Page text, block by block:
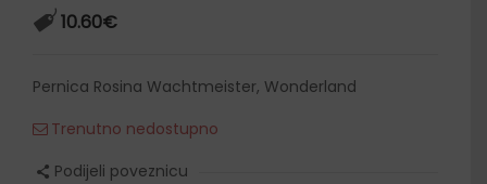
10.60€
Pernica Rosina Wachtmeister, Wonderland
Trenutno nedostupno
Podijeli poveznicu